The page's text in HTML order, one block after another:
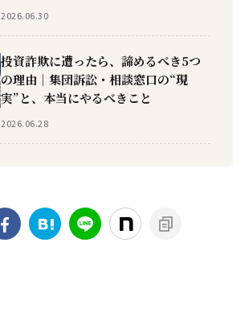
2026.06.30
投資詐欺に遭ったら、諦めるべき5つ
の理由｜集団訴訟・相談窓口の“現
実”と、本当にやるべきこと
2026.06.28